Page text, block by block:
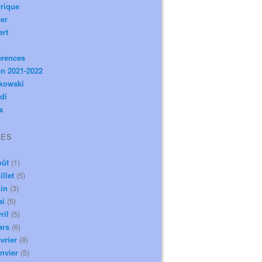
2021-2022
(1)
(5)
(3)
(5)
(5)
(6)
(8)
(5)